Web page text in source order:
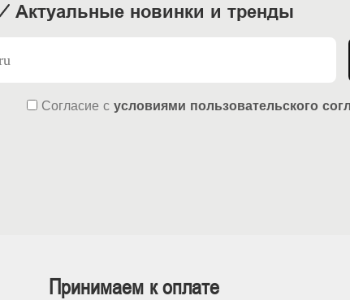
Актуальные новинки и тренды
Согласие с условиями пользовательского
Принимаем к оплате